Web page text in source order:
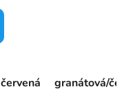
červená granátová/